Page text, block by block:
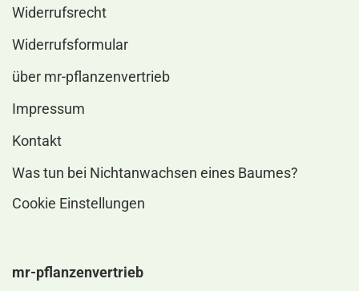
Widerrufsrecht
Widerrufsformular
über mr-pflanzenvertrieb
Impressum
Kontakt
Was tun bei Nichtanwachsen eines Baumes?
Cookie Einstellungen
mr-pflanzenvertrieb